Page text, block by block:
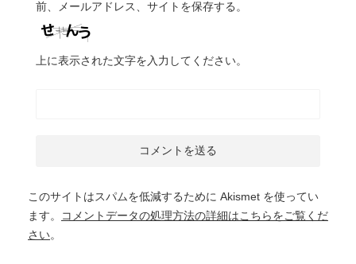
前、メールアドレス、サイトを保存する。
上に表示された文字を入力してください。
このサイトはスパムを低減するために Akismet を使ってい
ます。
コメントデータの処理方法の詳細はこちらをご覧くだ
さい。